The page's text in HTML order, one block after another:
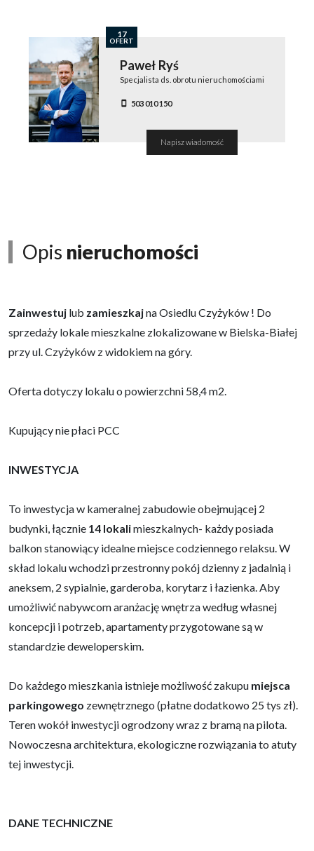
Paweł Ryś
Specjalista ds. obrotu nieruchomościami
503 010 150
Napisz wiadomość
17
OFERT
Opis nieruchomości
Zainwestuj lub zamieszkajna Osiedlu Czyżyków ! Do
sprzedaży lokale mieszkalne zlokalizowane w Bielska-Białej
przy ul. Czyżyków z widokiem na góry.
Oferta dotyczy lokalu o powierzchni 58,4 m2.
Kupujący nie płaci PCC
INWESTYCJA
To inwestycja w kameralnej zabudowie obejmującej 2
budynki, łącznie 14 lokalimieszkalnych- każdy posiada
balkon stanowiący idealne miejsce codziennego relaksu. W
skład lokalu wchodzi przestronny pokój dzienny z jadalnią i
aneksem, 2 sypialnie, garderoba, korytarz i łazienka. Aby
umożliwić nabywcom aranżację wnętrza według własnej
koncepcji i potrzeb, apartamenty przygotowane są w
standardzie deweloperskim.
Do każdego mieszkania istnieje możliwość zakupu miejsca
parkingowego zewnętrznego (płatne dodatkowo 25 tys zł).
Teren wokół inwestycji ogrodzony wraz z bramą na pilota.
Nowoczesna architektura, ekologiczne rozwiązania to atuty
tej inwestycji.
DANE TECHNICZNE